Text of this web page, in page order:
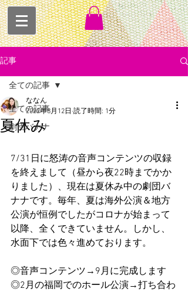
記事
全ての記事
劇団バナナ
全ての記事
夏休み
ななん
2022年8月12日 読了時間: 1分
7/31日に怒涛の音声コンテンツの収録
を終えまして（昼から夜22時までかか
りました）、現在は夏休み中の劇団バ
ナナです。毎年、夏は海外公演＆地方
公演が恒例でしたがコロナが始まって
以降、全くできていません。しかし、
水面下では色々進めております。
◎音声コンテンツ→9月に完成します
◎2月の福岡でのホール公演→打ち合わ